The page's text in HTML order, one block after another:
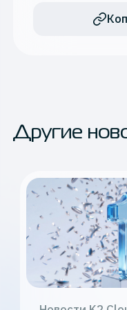
Другие